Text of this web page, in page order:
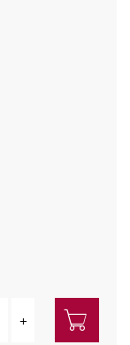
+